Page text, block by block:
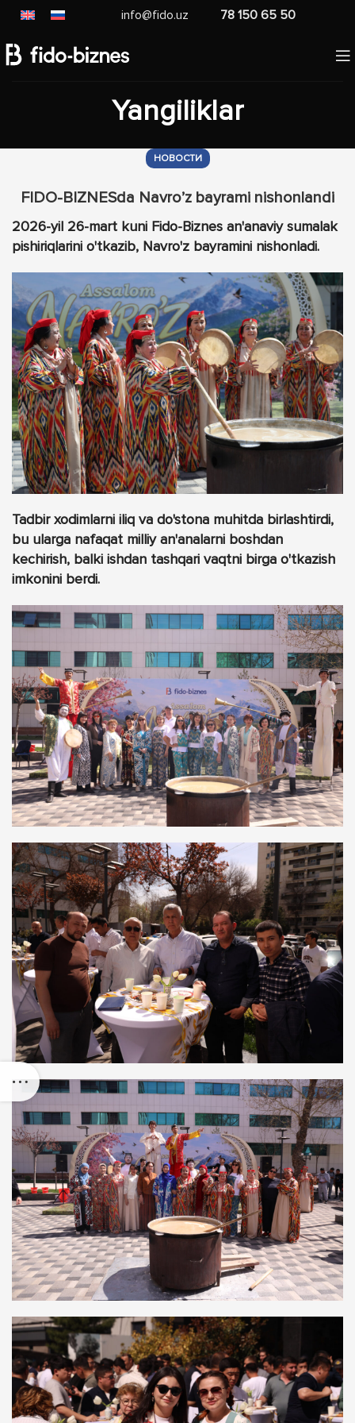
info@fido.uz 78 150 65 50
Yangiliklar
НОВОСТИ
FIDO-BIZNESda Navro’z bayrami nishonlandi
2026-yil 26-mart kuni Fido-Biznes an'anaviy sumalak
pishiriqlarini o'tkazib, Navro'z bayramini nishonladi.
Tadbir xodimlarni iliq va do'stona muhitda birlashtirdi,
bu ularga nafaqat milliy an'analarni boshdan
kechirish, balki ishdan tashqari vaqtni birga o'tkazish
imkonini berdi.